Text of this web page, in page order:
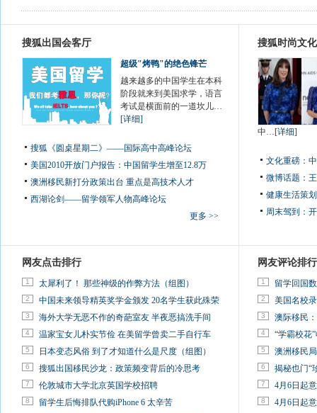
搜狐出国会客厅
超级"烤鸭"的绝色锋芒
越来越多的中国学生在本科
阶段就来到美国求学，语言
考试是横面前的一道坎儿…
[详细]
搜狐《圆桌星期二》——国际高中高峰论坛
美国2010开放门户报告：中国留学生增至12.8万
澳洲移民新打分政策出台 重点是高技术人才
西湖论剑——留学领军人物高峰论坛
更多 >>
搜狐时尚文
中…[详细]
文化重磅：
微博话题：
健康生活策
周末驾到：
网友点击排行
1 太犀利了！ 那些神级的作弊方法（组图）
2 中国未来领导精英奖学金颁发 20名学生获此殊荣
3 海外大学无恶不作的奇葩室友 半夜恶搞洗手间
4 温家宝女儿朴实节俭 在美留学曾卖二手自行车
5 日本变态风俗 到了才知道什么是尺度（组图）
6 搜狐出国移民沙龙：政策频变背后的冷思考
7 伦敦城市大学北京英国学校招聘
8 留学生后悔排队代购iPhone 6 太辛苦
网友评论排行
1 留学回国
2 美国名校
3 澳际移民
4 “学霸校花
5 澳洲移民
6 揭秘也门“
7 4月6日起
8 4月6日起